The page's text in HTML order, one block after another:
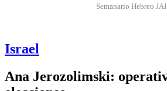
Semanario Hebreo JAI
Israel
Ana Jerozolimski: